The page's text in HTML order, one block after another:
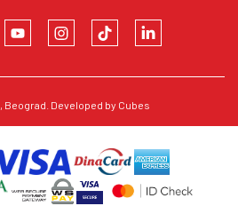
, Beograd. Developed by Cubes